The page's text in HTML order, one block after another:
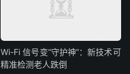
Wi-Fi 信号变“守护神”：新技术可
精准检测老人跌倒